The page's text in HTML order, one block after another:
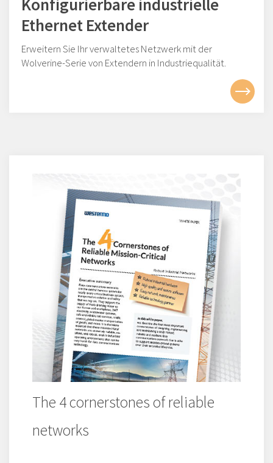
Konfigurierbare industrielle
Ethernet Extender
Erweitern Sie Ihr verwaltetes Netzwerk mit der
Wolverine-Serie von Extendern in Industriequalität.
The 4 cornerstones of reliable
networks